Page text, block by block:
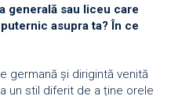
generală sau liceu care
asupra ta? În ce
germană și dirigintă venită
un stil diferit de a ține orele